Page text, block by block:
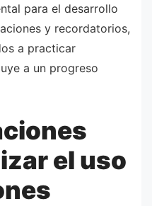
para el desarrollo
y recordatorios,
a practicar
a un progreso
el uso